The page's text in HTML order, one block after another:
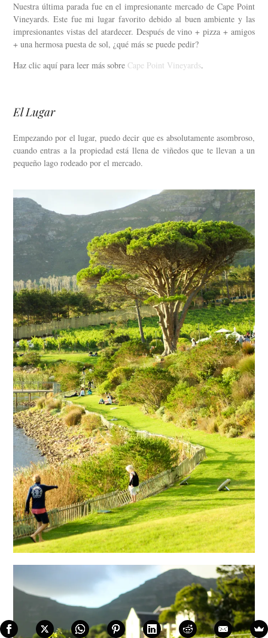
Nuestra última parada fue en el impresionante mercado de Cape Point
Vineyards. Este fue mi lugar favorito debido al buen ambiente y las
impresionantes vistas del atardecer. Después de vino + pizza + amigos
+ una hermosa puesta de sol, ¿qué más se puede pedir?
Haz clic aquí para leer más sobre Cape Point Vineyards.
El Lugar
Empezando por el lugar, puedo decir que es absolutamente asombroso,
cuando entras a la propiedad está llena de viñedos que te llevan a un
pequeño lago rodeado por el mercado.